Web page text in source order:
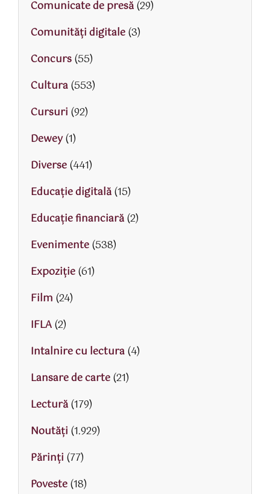
Comunicate de presă(29)
Comunități digitale(3)
Concurs(55)
Cultura(553)
Cursuri (92)
Dewey(1)
Diverse(441)
Educaţie digitală(15)
Educaţie financiară(2)
Evenimente(538)
Expoziție(61)
Film (24)
IFLA(2)
Intalnire cu lectura(4)
Lansare de carte(21)
Lectură(179)
Noutăți (1.929)
Părinţi (77)
Poveste(18)